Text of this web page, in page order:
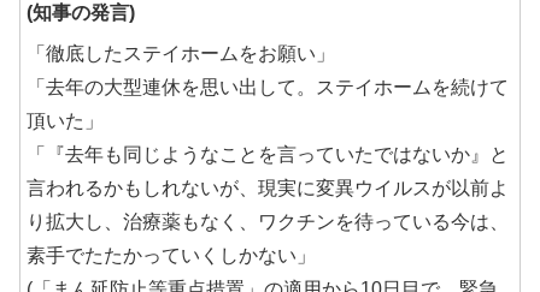
(知事の発言)
「徹底したステイホームをお願い」
「去年の大型連休を思い出して。ステイホームを続けて
頂いた」
「『去年も同じようなことを言っていたではないか』と
言われるかもしれないが、現実に変異ウイルスが以前よ
り拡大し、治療薬もなく、ワクチンを待っている今は、
素手でたたかっていくしかない」